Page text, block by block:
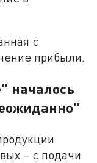
с
прибыли.
началось
– с подачи